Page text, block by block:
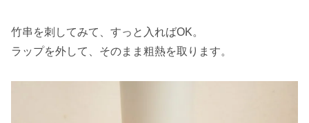
竹串を刺してみて、すっと入ればOK。
ラップを外して、そのまま粗熱を取ります。